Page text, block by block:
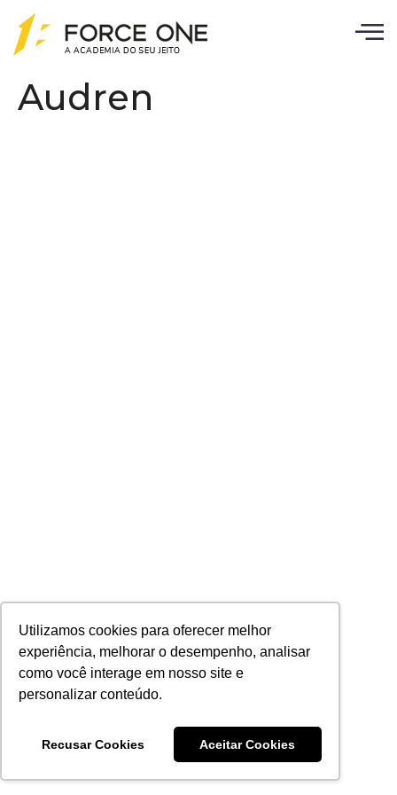
Utilizamos cookies para oferecer melhor
experiência, melhorar o desempenho, analisar
como você interage em nosso site e
personalizar conteúdo.
Recusar Cookies Aceitar Cookies
Audren